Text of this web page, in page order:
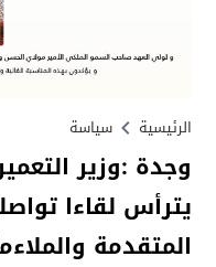
الرئيسية سياسة
وجدة :وزير
يترأس لقاءا
المتقدمة